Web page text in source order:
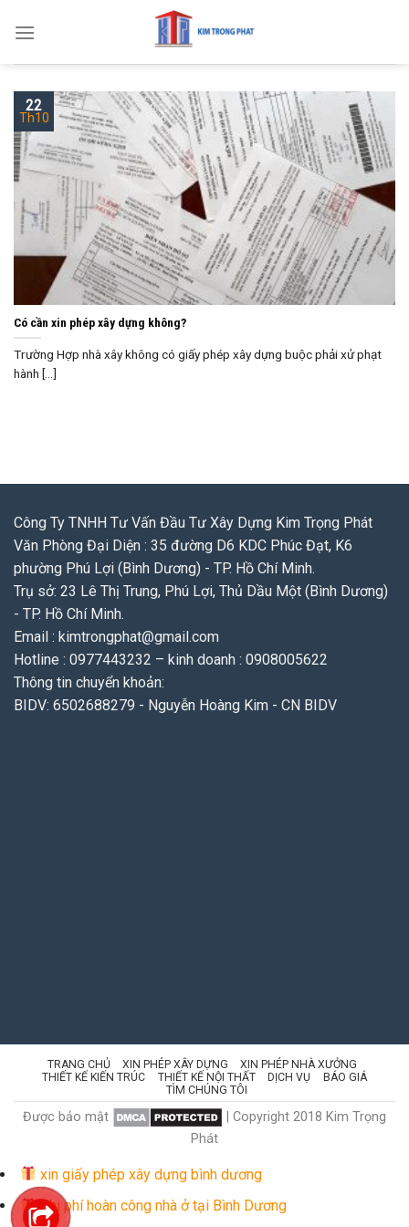
Có cần xin phép xây dựng không?
Trường Hợp nhà xây không có giấy phép xây dựng buộc phải xử phạt
hành [...]
22
Th10
Công Ty TNHH Tư Vấn Đầu Tư Xây Dựng Kim Trọng Phát
Văn Phòng Đại Diện : 35 đường D6 KDC Phúc Đạt, K6
phường Phú Lợi (Bình Dương) - TP. Hồ Chí Minh.
Trụ sở: 23 Lê Thị Trung, Phú Lợi, Thủ Dầu Một (Bình Dương)
- TP. Hồ Chí Minh.
Email : kimtrongphat@gmail.com
Hotline : 0977443232 – kinh doanh : 0908005622
Thông tin chuyển khoản:
BIDV: 6502688279 - Nguyễn Hoàng Kim - CN BIDV
TRANG CHỦ XIN PHÉP XÂY DỰNG
XIN PHÉP NHÀ XƯỞNG
THIẾT KẾ KIẾN TRÚC
THIẾT KẾ NỘI THẤT DỊCH VỤ
BÁO GIÁ
TÌM CHÚNG TÔI
Được bảo mật
| Copyright 2018 Kim Trọng
Phát
xin giấy phép xây dựng bình dương
Chi phí hoàn công nhà ở tại Bình Dương